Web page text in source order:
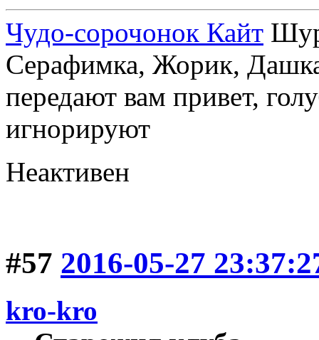
Чудо-сорочонок Кайт
Серафимка, Жорик,
передают вам привет,
игнорируют
Неактивен
#57 2016-05-27
kro-kro